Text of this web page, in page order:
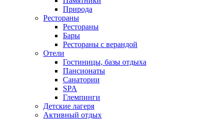
Природа
Рестораны
Рестораны
Бары
Рестораны с верандой
Отели
Гостиницы, базы отдыха
Пансионаты
Санатории
SPA
Глемпинги
Детские лагеря
Активный отдых